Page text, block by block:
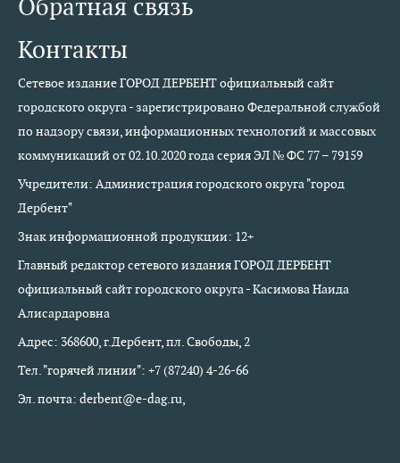
Обратная связь
Контакты
Сетевое издание ГОРОД ДЕРБЕНТ официальный сайт
городского округа - зарегистрировано Федеральной службой
по надзору связи, информационных технологий и массовых
коммуникаций от 02.10.2020 года серия ЭЛ № ФС 77 – 79159
Учредители: Администрация городского округа "город
Дербент"
Знак информационной продукции: 12+
Главный редактор сетевого издания ГОРОД ДЕРБЕНТ
официальный сайт городского округа - Касимова Наида
Алисардаровна
Адрес: 368600, г.Дербент, пл. Свободы, 2
Тел. "горячей линии": +7 (87240) 4-26-66
Эл. почта: derbent@e-dag.ru,